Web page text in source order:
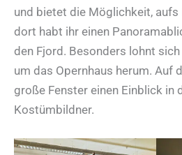
und bietet die Möglichkeit, aufs
dort habt ihr einen
den Fjord. Besonders lohnt
um das Opernhaus herum. Auf
große Fenster einen Einblick in
Kostümbildner.